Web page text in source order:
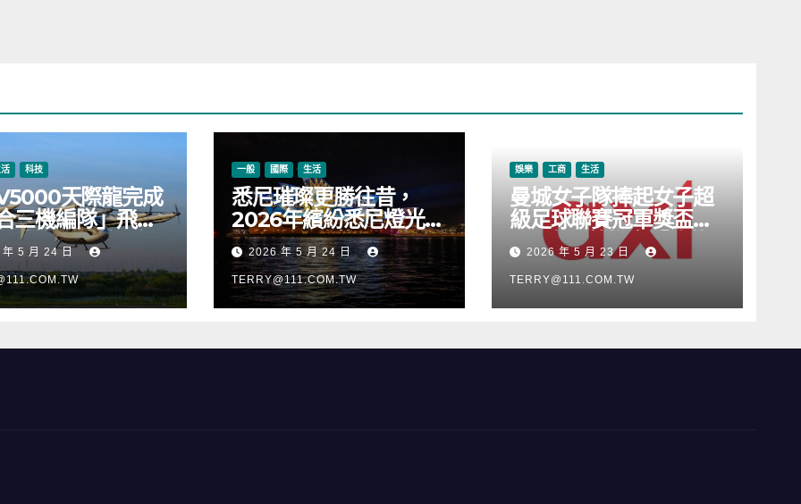
科技
天際龍完成
三機編隊」飛
式進入適航取證
5 月 24 日
一般 國際 生活
悉尼璀璨更勝往昔，
2026年繽紛悉尼燈光音
樂節絢麗啟幕
2026 年 5 月 24 日
TERRY@111.COM.TW
娛樂 工商 生活
曼城女子隊捧起女子超
級足球聯賽冠軍獎盃，
Axi 亦順勢推出「我的
根源」宣傳活動
2026 年 5 月 23 日
TERRY@111.COM.TW